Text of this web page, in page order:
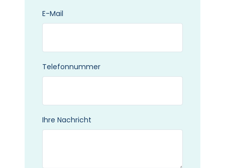
E-Mail
Telefonnummer
Ihre Nachricht